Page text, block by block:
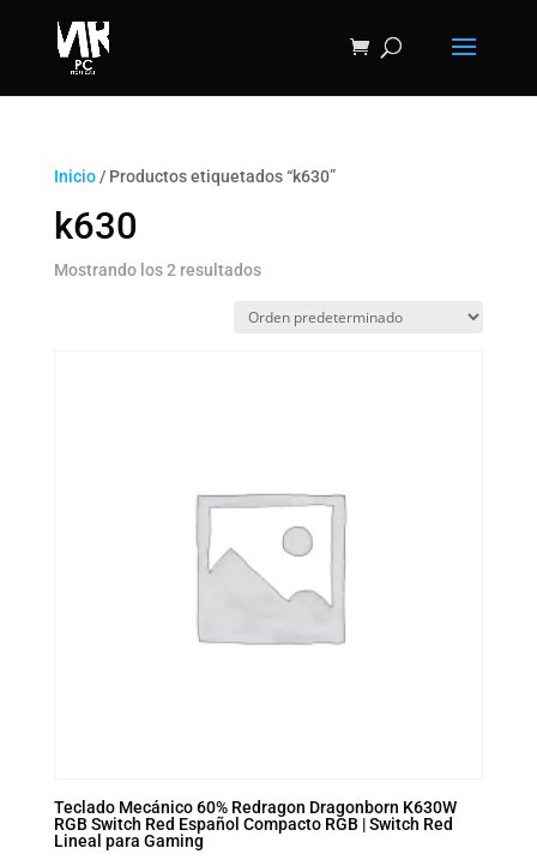
Inicio/ Productos etiquetados “k630”
k630
Mostrando los 2 resultados
Teclado Mecánico 60% Redragon Dragonborn K630W
RGB Switch Red Español Compacto RGB | Switch Red
Lineal para Gaming